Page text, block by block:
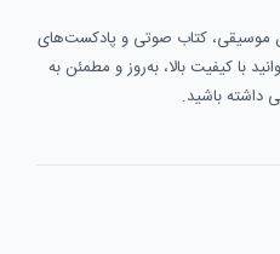
موسیقی، کتاب صوتی و پادکست‌های
با کیفیت بالا، به‌روز و مطمئن به
داشته باشید.